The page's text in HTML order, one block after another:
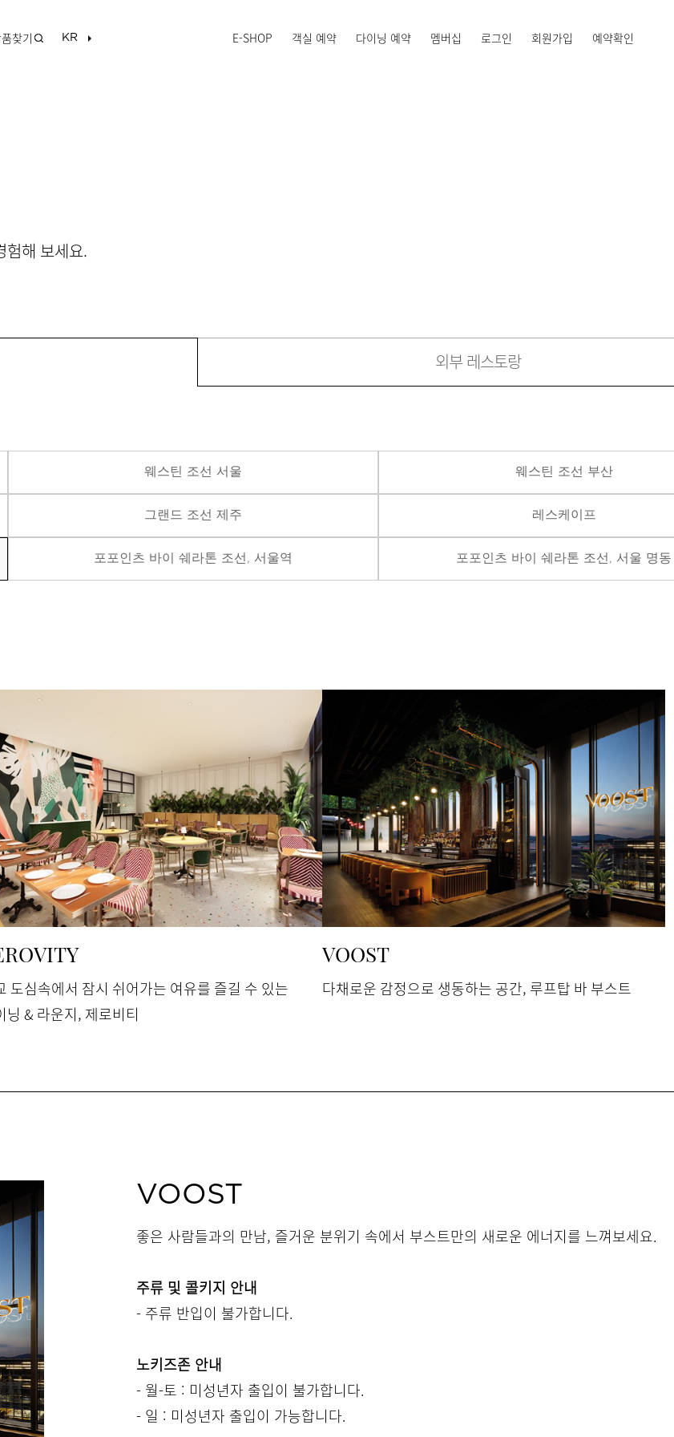
찾기 E-SHOP 객실 예약 다이닝 예약 멤버십 로그인 회원가입 예약확인
험해 보세요.
외부 레스토랑
웨스틴 조선 서울 웨스틴 조선 부산
그랜드 조선 제주 레스케이프
포포인츠 바이 쉐라톤 조선, 서울역 포포인츠 바이 쉐라톤 조선, 서울 명동
도심속에서 잠시 쉬어가는 여유를 즐길 수 있는
닝 & 라운지, 제로비티
VOOST
다채로운 감정으로 생동하는 공간, 루프탑 바 부스트
VOOST
좋은 사람들과의 만남, 즐거운 분위기 속에서 부스트만의 새로운 에너지를 느껴보세요.
주류 및 콜키지 안내
- 주류 반입이 불가합니다.
노키즈존 안내
- 월-토 : 미성년자 출입이 불가합니다.
- 일 : 미성년자 출입이 가능합니다.